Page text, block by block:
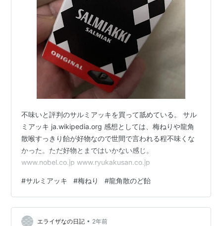
不味いと評判のサルミアッキを買って舐めている。 サル
ミアッキ ja.wikipedia.org 感想としては、梅ねりや龍角
散喉すっきり飴が好物なので世間で言われる程不味くな
かった。ただ好物とまではいかない感じ。
www.nobel.co.jp www.ryukakusan.co.jp
#サルミアッキ #梅ねり #龍角散のど飴
エライザなの日記 • 2年前